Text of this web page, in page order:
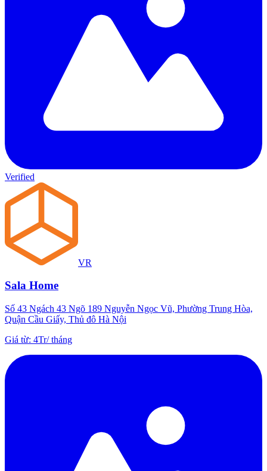
Verified
VR
Sala Home
Số 43 Ngách 43 Ngõ 189 Nguyễn Ngọc Vũ, Phường Trung Hòa,
Quận Cầu Giấy, Thủ đô Hà Nội
Giá từ: 4Tr/tháng